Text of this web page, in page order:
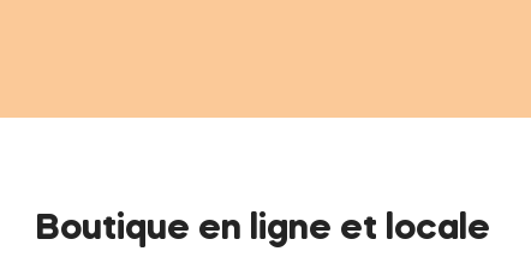
Boutique en ligne et locale